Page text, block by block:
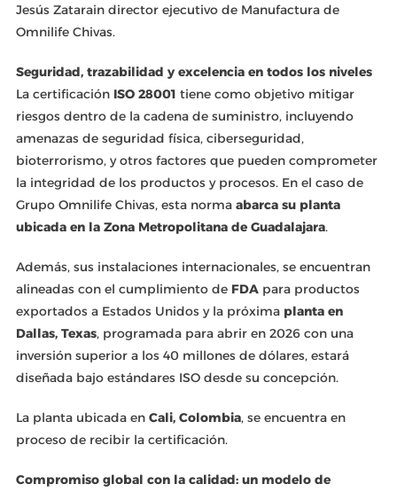
Jesús Zatarain director ejecutivo de Manufactura de
Omnilife Chivas.
Seguridad, trazabilidad y excelencia en todos los niveles
La certificación ISO 28001 tiene como objetivo mitigar
riesgos dentro de la cadena de suministro, incluyendo
amenazas de seguridad física, ciberseguridad,
bioterrorismo, y otros factores que pueden comprometer
la integridad de los productos y procesos. En el caso de
Grupo Omnilife Chivas, esta norma abarca su planta
ubicada en la Zona Metropolitana de Guadalajara.
Además, sus instalaciones internacionales, se encuentran
alineadas con el cumplimiento de FDA para productos
exportados a Estados Unidos y la próxima planta en
Dallas, Texas, programada para abrir en 2026 con una
inversión superior a los 40 millones de dólares, estará
diseñada bajo estándares ISO desde su concepción.
La planta ubicada en Cali, Colombia, se encuentra en
proceso de recibir la certificación.
Compromiso global con la calidad: un modelo de